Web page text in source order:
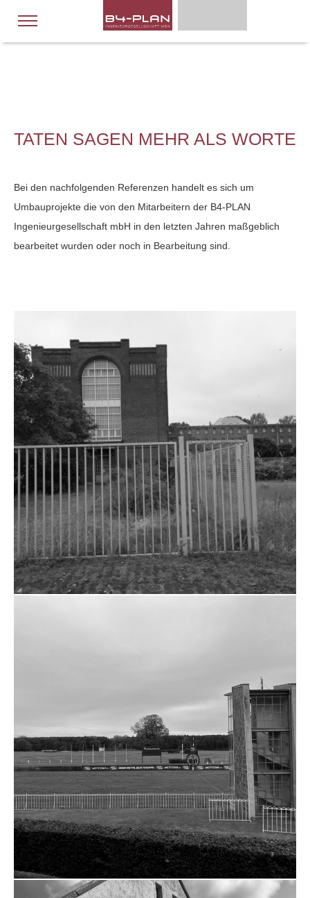
TATEN SAGEN MEHR ALS WORTE
Bei den nachfolgenden Referenzen handelt es sich um
Umbauprojekte die von den Mitarbeitern der B4-PLAN
Ingenieurgesellschaft mbH in den letzten Jahren maßgeblich
bearbeitet wurden oder noch in Bearbeitung sind.
ZUM PROJEKT